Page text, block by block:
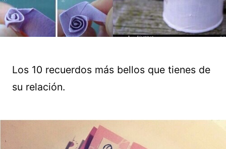
Los 10 recuerdos más bellos que tienes de
su relación.